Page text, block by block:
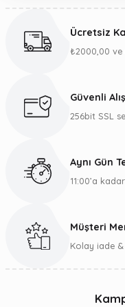
Ücretsiz
₺2000,00 ve
Güvenli
256bit SSL
Aynı Gün
11:00’a
Müşteri
Kolay iade &